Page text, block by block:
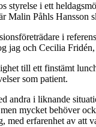
styrelse i ett
Malin Påhls Hansson
i
jag och Cecilia
till ett finstämt
som patient.
andra i liknande
mycket behöver
med erfarenhet av att